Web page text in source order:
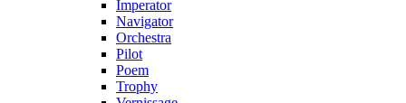
Imperator
Navigator
Orchestra
Pilot
Poem
Trophy